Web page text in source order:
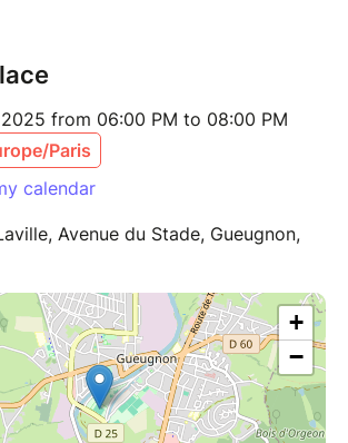
from 06:00 PM to 08:00 PM
Paris
calendar
Avenue du Stade, Gueugnon,
+
−